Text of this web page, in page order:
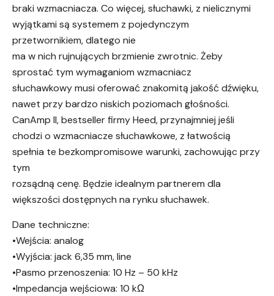
braki wzmacniacza. Co więcej, słuchawki, z nielicznymi
wyjątkami są systemem z pojedynczym
przetwornikiem, dlatego nie
ma w nich rujnujących brzmienie zwrotnic. Żeby
sprostać tym wymaganiom wzmacniacz
słuchawkowy musi oferować znakomitą jakość dźwięku,
nawet przy bardzo niskich poziomach głośności.
CanAmp II, bestseller firmy Heed, przynajmniej jeśli
chodzi o wzmacniacze słuchawkowe, z łatwością
spełnia te bezkompromisowe warunki, zachowując przy
tym
rozsądną cenę. Będzie idealnym partnerem dla
większości dostępnych na rynku słuchawek.
Dane techniczne:
•Wejścia: analog
•Wyjścia: jack 6,35 mm, line
•Pasmo przenoszenia: 10 Hz – 50 kHz
•Impedancja wejściowa: 10 kΩ